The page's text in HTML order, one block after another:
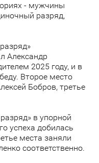
- мужчины
разряд,
Александр
2025 году, и в
Второе место
Бобров, третье
в упорной
успеха добилась
места заняли
соответственно.